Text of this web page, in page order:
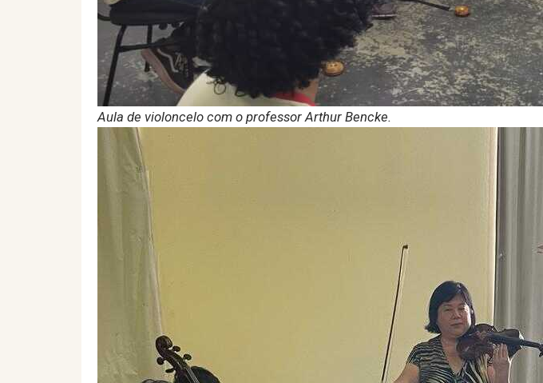
Aula de violoncelo com o professor Arthur Bencke.